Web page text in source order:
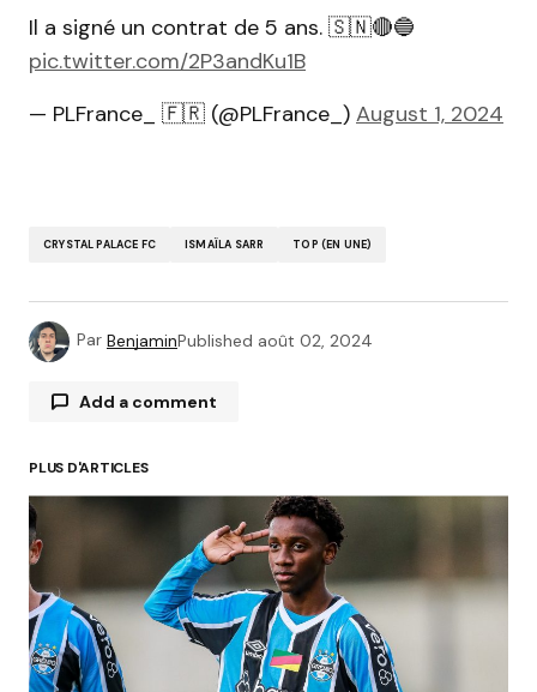
Il a signé un contrat de 5 ans. 🇸🇳🔴🔵
pic.twitter.com/2P3andKu1B
— PLFrance_ 🇫🇷 (@PLFrance_) August 1, 2024
CRYSTAL PALACE FC ISMAÏLA SARR TOP (EN UNE)
Par BenjaminPublished août 02, 2024
Add a comment
Votre adresse e-mail ne sera pas publiée.Les
champs obligatoires sont indiqués avec
Comment*
PLUS D'ARTICLES